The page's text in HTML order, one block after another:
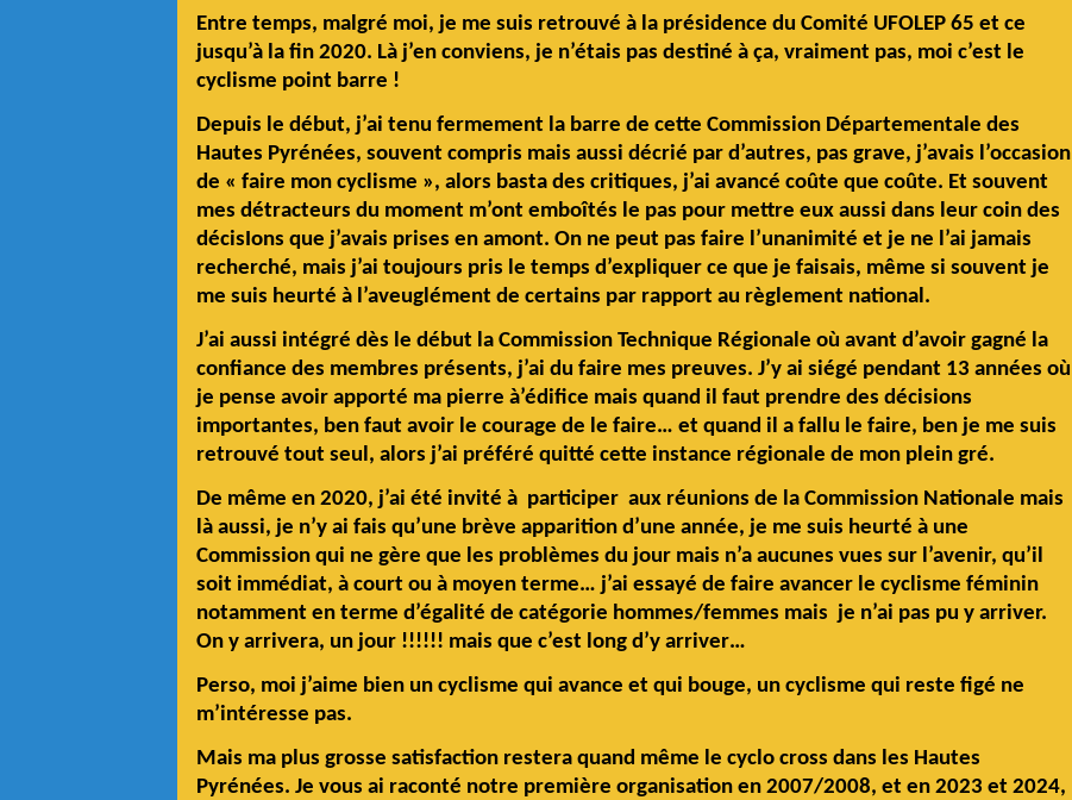
Entre temps, malgré moi, je me suis retrouvé à la présidence du Comité UFOLEP 65 et ce
jusqu’à la fin 2020. Là j’en conviens, je n’étais pas destiné à ça, vraiment pas, moi c’est le
cyclisme point barre !
Depuis le début, j’ai tenu fermement la barre de cette Commission Départementale des
Hautes Pyrénées, souvent compris mais aussi décrié par d’autres, pas grave, j’avais l’occasion
de « faire mon cyclisme », alors basta des critiques, j’ai avancé coûte que coûte. Et souvent
mes détracteurs du moment m’ont emboîtés le pas pour mettre eux aussi dans leur coin des
décisIons que j’avais prises en amont. On ne peut pas faire l’unanimité et je ne l’ai jamais
recherché, mais j’ai toujours pris le temps d’expliquer ce que je faisais, même si souvent je
me suis heurté à l’aveuglément de certains par rapport au règlement national.
J’ai aussi intégré dès le début la Commission Technique Régionale où avant d’avoir gagné la
confiance des membres présents, j’ai du faire mes preuves. J’y ai siégé pendant 13 années où
je pense avoir apporté ma pierre à’édifice mais quand il faut prendre des décisions
importantes, ben faut avoir le courage de le faire… et quand il a fallu le faire, ben je me suis
retrouvé tout seul, alors j’ai préféré quitté cette instance régionale de mon plein gré.
De même en 2020, j’ai été invité à participer aux réunions de la Commission Nationale mais
là aussi, je n’y ai fais qu’une brève apparition d’une année, je me suis heurté à une
Commission qui ne gère que les problèmes du jour mais n’a aucunes vues sur l’avenir, qu’il
soit immédiat, à court ou à moyen terme… j’ai essayé de faire avancer le cyclisme féminin
notamment en terme d’égalité de catégorie hommes/femmes mais je n’ai pas pu y arriver.
On y arrivera, un jour !!!!!! mais que c’est long d’y arriver…
Perso, moi j’aime bien un cyclisme qui avance et qui bouge, un cyclisme qui reste figé ne
m’intéresse pas.
Mais ma plus grosse satisfaction restera quand même le cyclo cross dans les Hautes
Pyrénées. Je vous ai raconté notre première organisation en 2007/2008, et en 2023 et 2024,